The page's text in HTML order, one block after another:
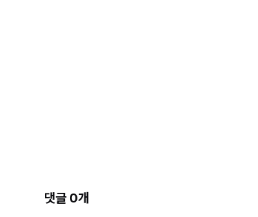
댓글 0개